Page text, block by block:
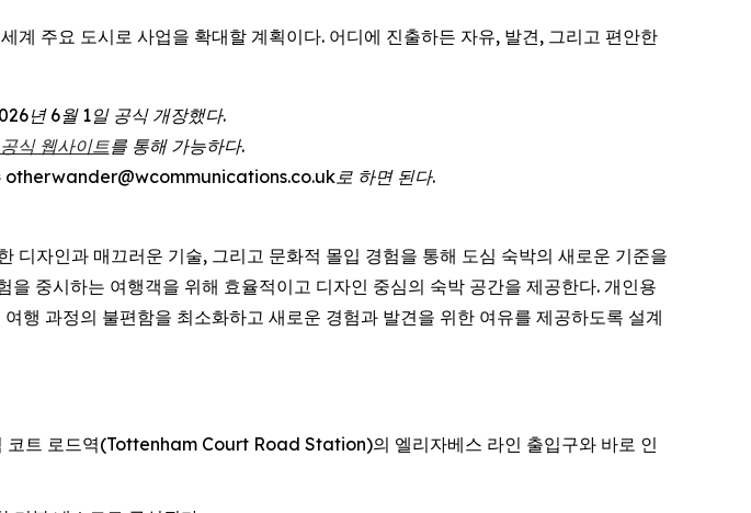
주요 도시로 사업을 확대할 계획이다. 어디에 진출하든 자유, 발견, 그리고 편안한
년 6월 1일 공식 개장했다.
공식 웹사이트를 통해 가능하다.
otherwander@wcommunications.co.uk로 하면 된다.
자인과 매끄러운 기술, 그리고 문화적 몰입 경험을 통해 도심 숙박의 새로운 기준을
중시하는 여행객을 위해 효율적이고 디자인 중심의 숙박 공간을 제공한다. 개인용
행 과정의 불편함을 최소화하고 새로운 경험과 발견을 위한 여유를 제공하도록 설계
트 로드역(Tottenham Court Road Station)의 엘리자베스 라인 출입구와 바로 인